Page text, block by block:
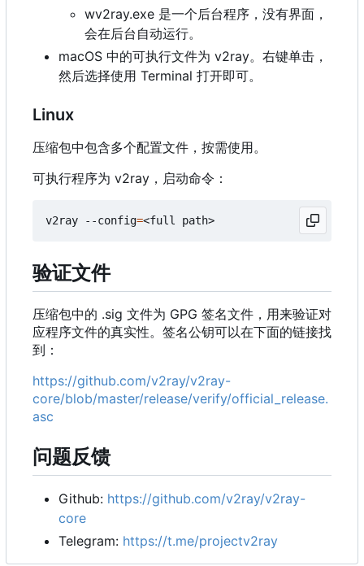
wv2ray.exe 是一个后台程序，没有界面，
会在后台自动运行。
macOS 中的可执行文件为 v2ray。右键单击，
然后选择使用 Terminal 打开即可。
Linux
压缩包中包含多个配置文件，按需使用。
可执行程序为 v2ray，启动命令：
v2ray --config=
验证文件
压缩包中的 .sig 文件为 GPG 签名文件，用来验证对
应程序文件的真实性。签名公钥可以在下面的链接找
到：
https://github.com/v2ray/v2ray-
core/blob/master/release/verify/official_release.
asc
问题反馈
Github: https://github.com/v2ray/v2ray-
core
Telegram: https://t.me/projectv2ray